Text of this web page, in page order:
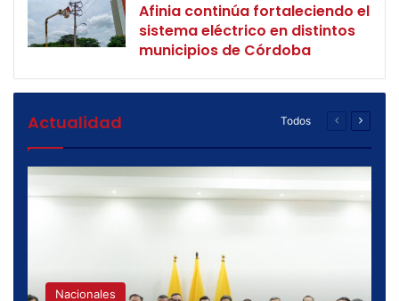
Afinia continúa fortaleciendo el
sistema eléctrico en distintos
municipios de Córdoba
Actualidad Todos
Página
Nacionales